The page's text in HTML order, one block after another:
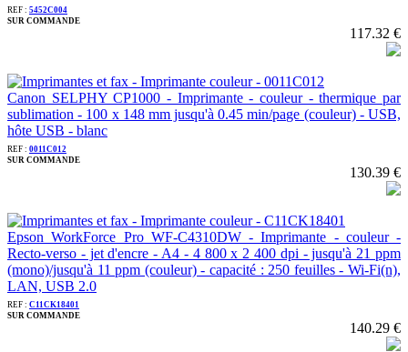
REF : 5452C004
SUR COMMANDE
117.32 €
Canon SELPHY CP1000 - Imprimante - couleur - thermique par
sublimation - 100 x 148 mm jusqu'à 0.45 min/page (couleur) - USB,
hôte USB - blanc
REF : 0011C012
SUR COMMANDE
130.39 €
Epson WorkForce Pro WF-C4310DW - Imprimante - couleur -
Recto-verso - jet d'encre - A4 - 4 800 x 2 400 dpi - jusqu'à 21 ppm
(mono)/jusqu'à 11 ppm (couleur) - capacité : 250 feuilles - Wi-Fi(n),
LAN, USB 2.0
REF : C11CK18401
SUR COMMANDE
140.29 €